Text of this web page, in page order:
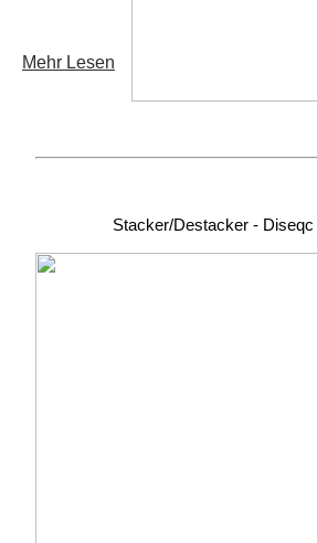
Mehr Lesen
Stacker/Destacker - Diseqc